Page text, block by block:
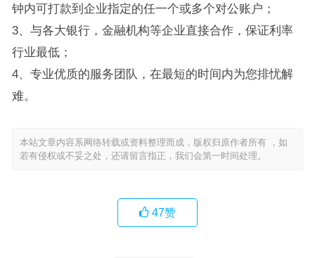
钟内可打款到企业指定的任一个或多个对公账户；
3、与各大银行，金融机构等企业直接合作，保证利率
行业最低；
4、专业优质的服务团队，在最短的时间内为您排忧解
难。
本站文章内容系网络转载或资料整理而成，版权归原作者所有 ，如
若有侵权或不妥之处，还请留言指正，我们会第一时间处理。
47赞